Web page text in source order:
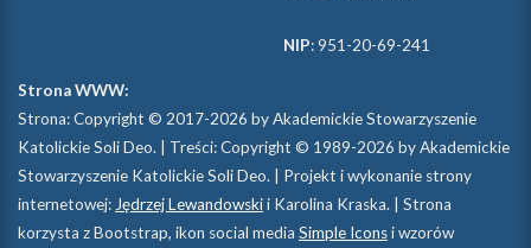
NIP: 951-20-69-241
Strona WWW:
Strona: Copyright © 2017-2026 by Akademickie Stowarzyszenie
Katolickie Soli Deo. | Treści: Copyright © 1989-2026 by Akademickie
Stowarzyszenie Katolickie Soli Deo. | Projekt i wykonanie strony
internetowej: Jędrzej Lewandowskii Karolina Kraska. | Strona
korzysta z Bootstrap, ikon social media Simple Iconsi wzorów